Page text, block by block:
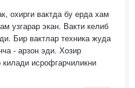
охирги вактда бу ерда хам
узгарар экан. Вакти келиб
Бир вактлар техника жуда
- арзон эди. Хозир
исрофгарчиликни